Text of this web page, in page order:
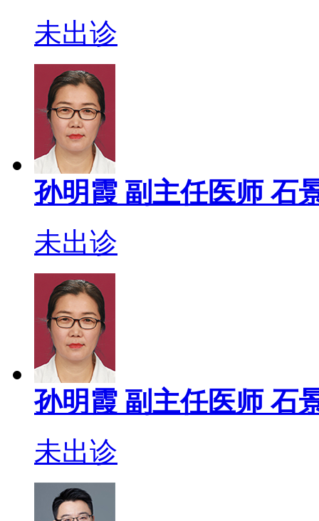
未出诊
孙明霞 副主任医师 石
未出诊
孙明霞 副主任医师 石
未出诊